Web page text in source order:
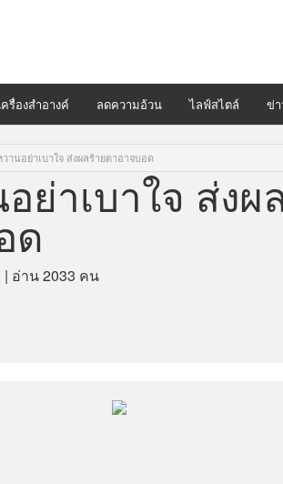
ครื่องสำอางค์ ลดความอ้วน ไลฟ์สไตล์ ข่
วานอย่าเบาใจ ส่งผลร้ายตาอาจบอด
ย่าเบาใจ ส่งผ
ด
| อ่าน 2033 คน